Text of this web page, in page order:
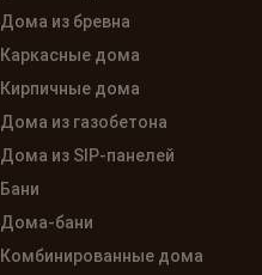
Дома из бревна
Каркасные дома
Кирпичные дома
Дома из газобетона
Дома из SIP-панелей
Бани
Дома-бани
Комбинированные дома